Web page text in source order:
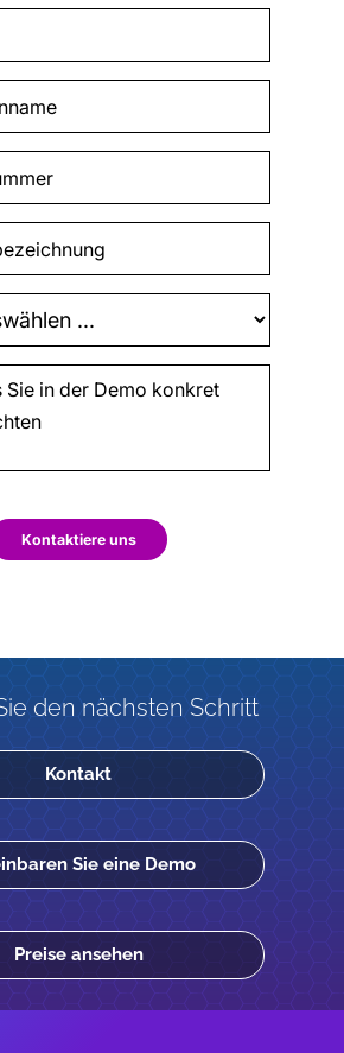
Kontaktiere uns
den nächsten Schritt
Kontakt
Sie eine Demo
Preise ansehen